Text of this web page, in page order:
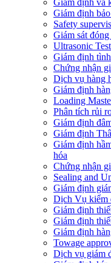
Giám định
Safety
Giám sát
Ultrasonic
Giám định
Chứng nhận
Dịch vụ hàng
Giám định
Loading
Phân tích rủi
​Giám định
Giám định
​Giám định
hóa
Chứng nhận
Sealing and
Giám định
Dịch Vụ kiểm
Giám định
Giám định
Giám định
Towage
Dịch vụ giám